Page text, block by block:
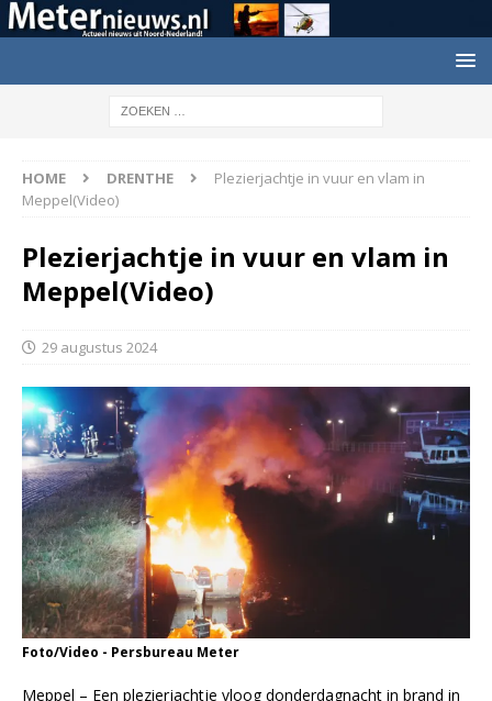
HOME DRENTHE
Plezierjachtje in vuur en vlam in
Meppel(Video)
Plezierjachtje in vuur en vlam in
Meppel(Video)
29 augustus 2024
Foto/Video - Persbureau Meter
Meppel – Een plezierjachtje vloog donderdagnacht in brand in